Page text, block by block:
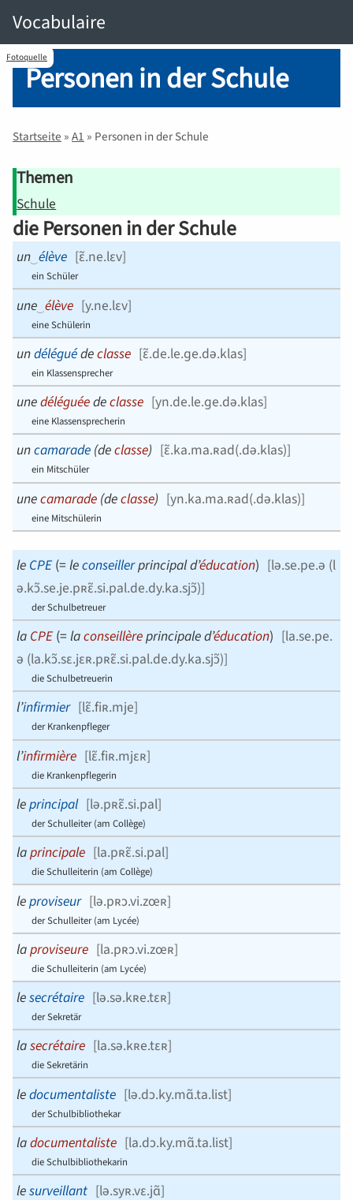
Vocabulaire
Fotoquelle
Personen in der Schule
Startseite » A1 » Personen in der Schule
Themen
Schule
die Personen in der Schule
un ‿élève [ɛ̃.ne.lɛv]
ein Schüler
une ‿élève [y.ne.lɛv]
eine Schülerin
undéléguédeclasse [ɛ̃.de.le.ɡe.də.klas]
ein Klassensprecher
unedéléguéedeclasse [yn.de.le.ɡe.də.klas]
eine Klassensprecherin
uncamarade (declasse) [ɛ̃.ka.ma.ʀad(.də.klas)]
ein Mitschüler
unecamarade (declasse) [yn.ka.ma.ʀad(.də.klas)]
eine Mitschülerin
le CPE(=leconseillerprincipal d’éducation) [lə.se.pe.ə (l
ə.kɔ̃.se.je.pʀɛ̃.si.pal.de.dy.ka.sjɔ̃)]
der Schulbetreuer
la CPE(=laconseillèreprincipale d’éducation) [la.se.pe.
ə (la.kɔ̃.sɛ.jɛʀ.pʀɛ̃.si.pal.de.dy.ka.sjɔ̃)]
die Schulbetreuerin
l’infirmier [lɛ̃.fiʀ.mje]
der Krankenpfleger
l’infirmière [lɛ̃.fiʀ.mjɛʀ]
die Krankenpflegerin
leprincipal [lə.pʀɛ̃.si.pal]
der Schulleiter (am Collège)
laprincipale [la.pʀɛ̃.si.pal]
die Schulleiterin (am Collège)
leproviseur [lə.pʀɔ.vi.zœʀ]
der Schulleiter (am Lycée)
laproviseure [la.pʀɔ.vi.zœʀ]
die Schulleiterin (am Lycée)
lesecrétaire [lə.sə.kʀe.tɛʀ]
der Sekretär
lasecrétaire [la.sə.kʀe.tɛʀ]
die Sekretärin
ledocumentaliste [lə.dɔ.ky.mɑ̃.ta.list]
der Schulbibliothekar
ladocumentaliste [la.dɔ.ky.mɑ̃.ta.list]
die Schulbibliothekarin
lesurveillant [lə.syʀ.vɛ.jɑ̃]